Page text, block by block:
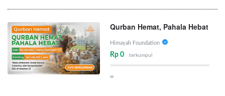
Qurban Hemat, Pahala Hebat
Himayah Foundation
Rp 0 terkumpul
∞